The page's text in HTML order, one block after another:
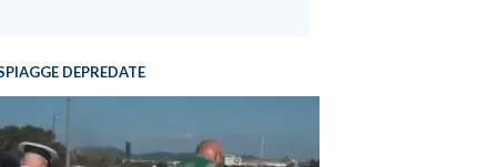
DEPREDATE